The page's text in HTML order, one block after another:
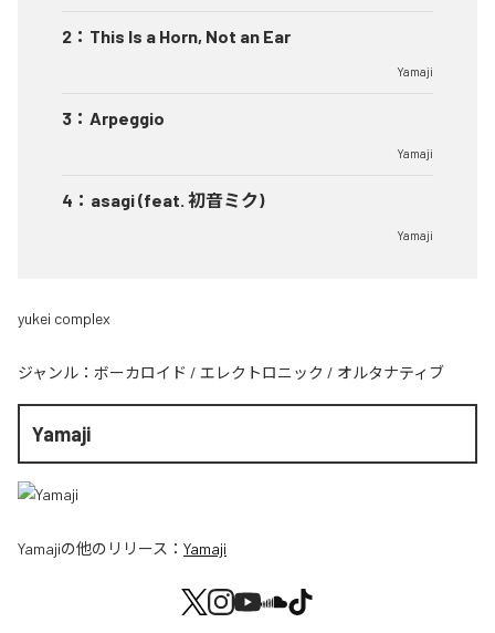
2 ： This Is a Horn, Not an Ear
Yamaji
3 ： Arpeggio
Yamaji
4 ： asagi (feat. 初音ミク)
Yamaji
yukei complex
ジャンル： ボーカロイド / エレクトロニック / オルタナティブ
Yamaji
Yamajiの他のリリース： Yamaji